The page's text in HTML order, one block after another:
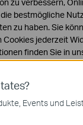
Events und
bestmögliche
zu haben. Sie
Cookies jederzeit
finden Sie in
.
zur Funktion der
in Ihren